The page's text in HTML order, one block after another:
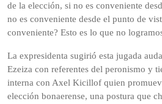
de la elección, si no es conveniente
no es conveniente desde el punto de
conveniente? Esto es lo que no
La expresidenta sugirió esta jugada
Ezeiza con referentes del peronismo y
interna con Axel Kicillof quien
elección bonaerense, una postura que